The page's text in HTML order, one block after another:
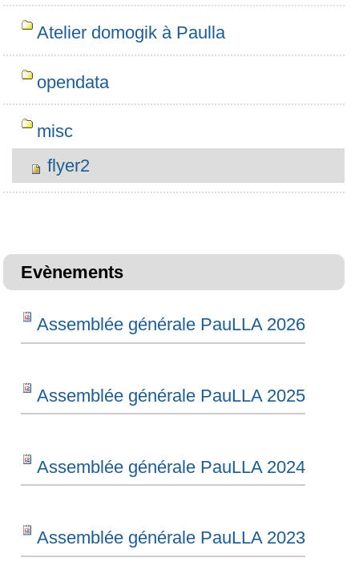
Atelier domogik à Paulla
opendata
misc
flyer2
Evènements
Assemblée générale PauLLA 2026
Assemblée générale PauLLA 2025
Assemblée générale PauLLA 2024
Assemblée générale PauLLA 2023